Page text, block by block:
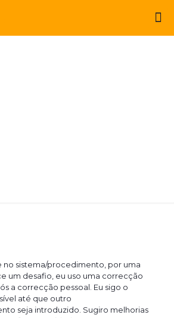
no sistema/procedimento, por uma
um desafio, eu uso uma correcção
a correcção pessoal. Eu sigo o
até que outro
seja introduzido. Sugiro melhorias